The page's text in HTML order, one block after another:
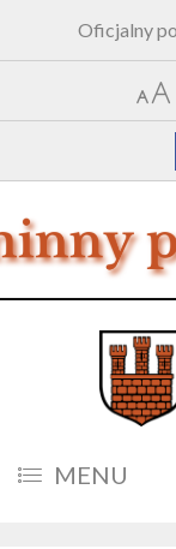
Oficjalny
MENU